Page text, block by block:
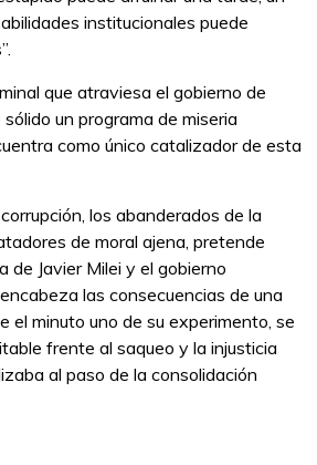
institucionales puede
que atraviesa el gobierno de
un programa de miseria
como único catalizador de esta
los abanderados de la
de moral ajena, pretende
de Javier Milei y el gobierno
las consecuencias de una
el minuto uno de su experimento, se
frente al saqueo y la injusticia
al paso de la consolidación